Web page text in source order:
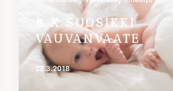
8 X SUOSIKKI
VAUVANVAATE
22.3.2018